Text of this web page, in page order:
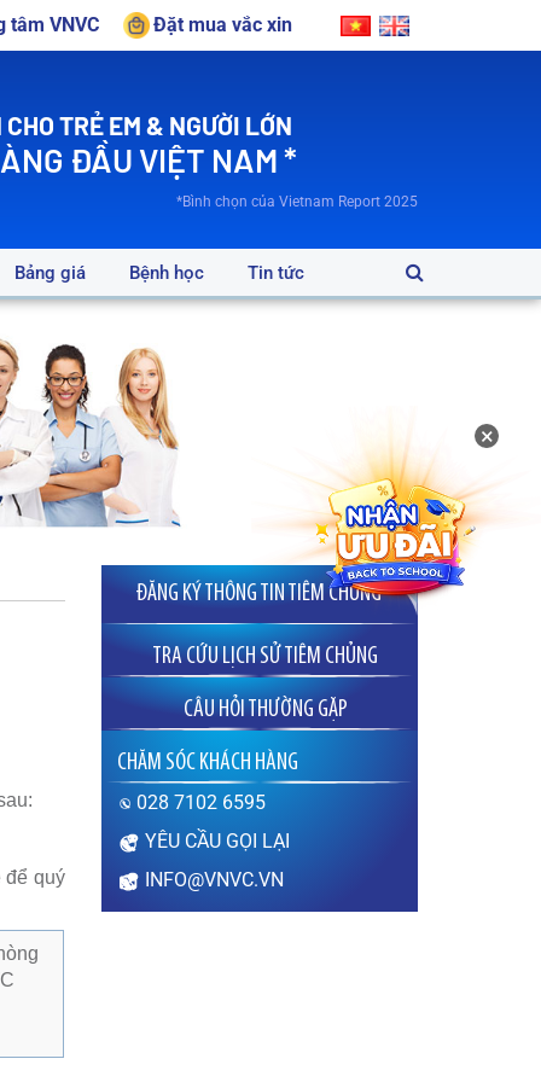
tâm VNVC Đặt mua vắc xin
TRẺ EM & NGƯỜI LỚN
ĐẦU VIỆT NAM *
*Bình chọn của Vietnam Report 2025
Bảng giá Bệnh học Tin tức
để quý
ĐĂNG KÝ THÔNG TIN TIÊM CHỦNG
TRA CỨU LỊCH SỬ TIÊM CHỦNG
CÂU HỎI THƯỜNG GẶP
Sau khi tiêm vắc xin
bao lâu thì được
mang thai?
tiêm vắc xin bao lâu thì
có thể mang thai? Sau khi tiêm vắc
xin chưa được 1 tháng (tính từ thời
điểm tiêm phòng) em lỡ có thai thì
có…
CHĂM SÓC KHÁCH HÀNG
028 7102 6595
YÊU CẦU GỌI LẠI
INFO@VNVC.VN
×